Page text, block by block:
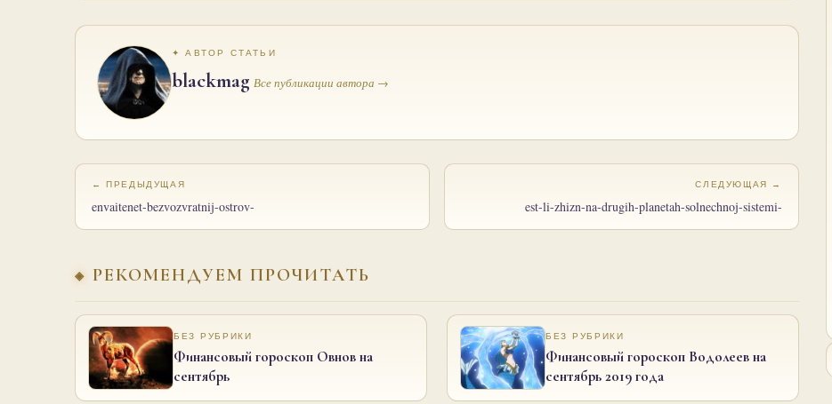
✦ АВТОР СТАТЬИ
blackmag Все публикации автора →
← ПРЕДЫДУЩАЯ
envaitenet-bezvozvratnij-ostrov-
СЛЕДУЮЩАЯ →
est-li-zhizn-na-drugih-planetah-solnechnoj-sistemi-
РЕКОМЕНДУЕМ ПРОЧИТАТЬ
БЕЗ РУБРИКИ
Финансовый гороскоп Овнов на
сентябрь
БЕЗ РУБРИКИ
Финансовый гороскоп Водолеев на
сентябрь 2019 года